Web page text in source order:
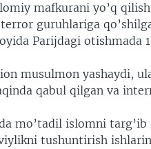
mafkurani yo’q
guruhlariga
Parijdagi otishmada
musulmon yashaydi,
qabul qilgan va
mo’tadil islomni
tushuntirish